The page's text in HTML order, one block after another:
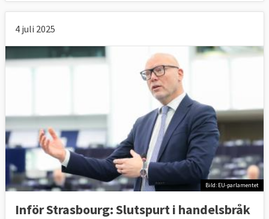
4 juli 2025
Bild: EU-parlamentet
Inför Strasbourg: Slutspurt i handelsbråk